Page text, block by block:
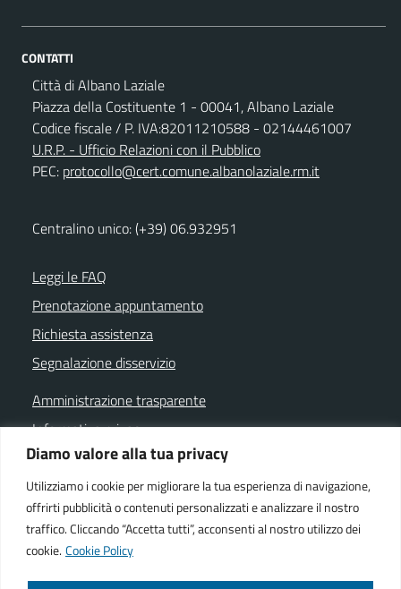
Diamo valore alla tua privacy
Utilizziamo i cookie per migliorare la tua esperienza di navigazione,
offrirti pubblicità o contenuti personalizzati e analizzare il nostro
traffico. Cliccando “Accetta tutti”, acconsenti al nostro utilizzo dei
cookie. Cookie Policy
CONTATTI
Città di Albano Laziale
Piazza della Costituente 1 - 00041, Albano Laziale
Codice fiscale / P. IVA:82011210588 - 02144461007
U.R.P. - Ufficio Relazioni con il Pubblico
PEC: protocollo@cert.comune.albanolaziale.rm.it
Centralino unico: (+39) 06.932951
Leggi le FAQ
Prenotazione appuntamento
Richiesta assistenza
Segnalazione disservizio
Amministrazione trasparente
Informativa privacy
Note legali
Dichiarazione di accessibilità
Cookie policy